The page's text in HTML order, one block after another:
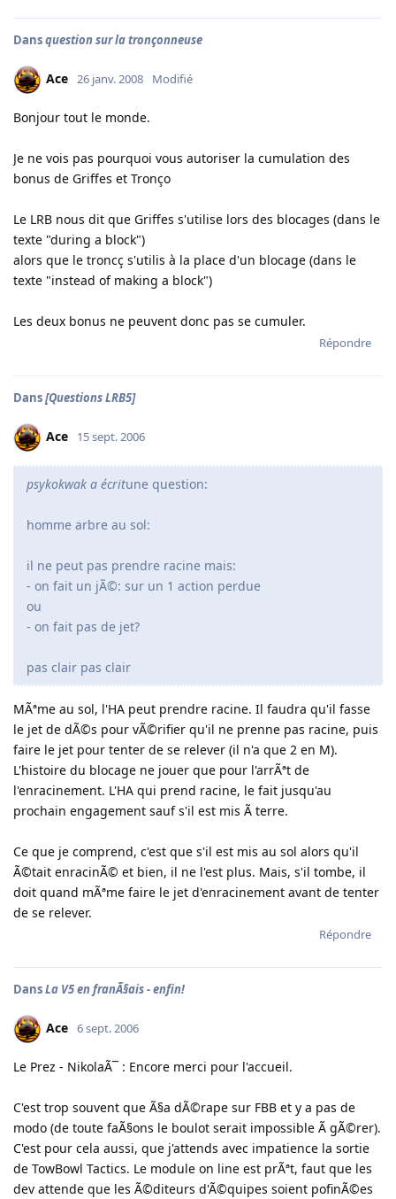
Dansquestion sur la tronçonneuse
Ace 26 janv. 2008 Modifié
Bonjour tout le monde.
Je ne vois pas pourquoi vous autoriser la cumulation des
bonus de Griffes et Tronço
Le LRB nous dit que Griffes s'utilise lors des blocages (dans le
texte "during a block")
alors que le troncç s'utilis à la place d'un blocage (dans le
texte "instead of making a block")
Les deux bonus ne peuvent donc pas se cumuler.
Répondre
Dans[Questions LRB5]
Ace 15 sept. 2006
psykokwak a écritune question:
homme arbre au sol:
il ne peut pas prendre racine mais:
- on fait un jÃ©: sur un 1 action perdue
ou
- on fait pas de jet?
pas clair pas clair
MÃªme au sol, l'HA peut prendre racine. Il faudra qu'il fasse
le jet de dÃ©s pour vÃ©rifier qu'il ne prenne pas racine, puis
faire le jet pour tenter de se relever (il n'a que 2 en M).
L'histoire du blocage ne jouer que pour l'arrÃªt de
l'enracinement. L'HA qui prend racine, le fait jusqu'au
prochain engagement sauf s'il est mis Ã terre.
Ce que je comprend, c'est que s'il est mis au sol alors qu'il
Ã©tait enracinÃ© et bien, il ne l'est plus. Mais, s'il tombe, il
doit quand mÃªme faire le jet d'enracinement avant de tenter
de se relever.
Répondre
DansLa V5 en franÃ§ais - enfin!
Ace 6 sept. 2006
Le Prez - NikolaÃ¯ : Encore merci pour l'accueil.
C'est trop souvent que Ã§a dÃ©rape sur FBB et y a pas de
modo (de toute faÃ§ons le boulot serait impossible Ã gÃ©rer).
C'est pour cela aussi, que j'attends avec impatience la sortie
de TowBowl Tactics. Le module on line est prÃªt, faut que les
dev attende que les Ã©diteurs d'Ã©quipes soient pofinÃ©es